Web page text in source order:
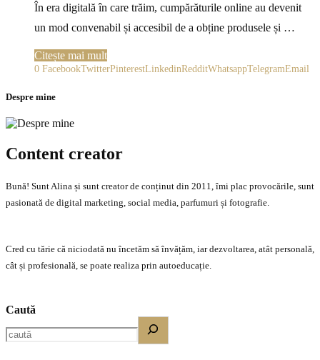
În era digitală în care trăim, cumpărăturile online au devenit
un mod convenabil și accesibil de a obține produsele și …
Citește mai mult
0 FacebookTwitterPinterestLinkedinRedditWhatsappTelegramEmail
Despre mine
Content creator
Bună! Sunt Alina și sunt creator de conținut din 2011, îmi plac provocările, sunt
pasionată de digital marketing, social media, parfumuri și fotografie.
Cred cu tărie că niciodată nu încetăm să învățăm, iar dezvoltarea, atât personală,
cât și profesională, se poate realiza prin autoeducație.
Caută